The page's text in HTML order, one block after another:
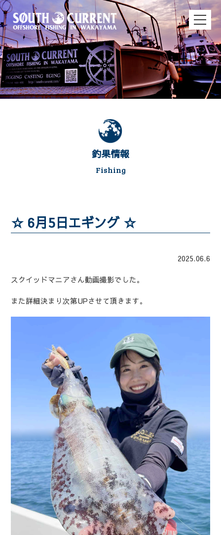
釣果情報
Fishing
☆ 6月5日エギング ☆
2025.06.6
スクイッドマニアさん動画撮影でした。
また詳細決まり次第UPさせて頂きます。